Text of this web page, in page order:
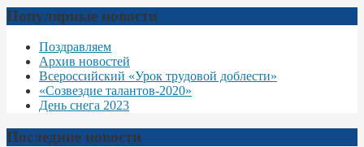
Популярные новости
Поздравляем
Архив новостей
Всероссийский «Урок трудовой доблести»
«Созвездие талантов-2020»
День снега 2023
Последние новости